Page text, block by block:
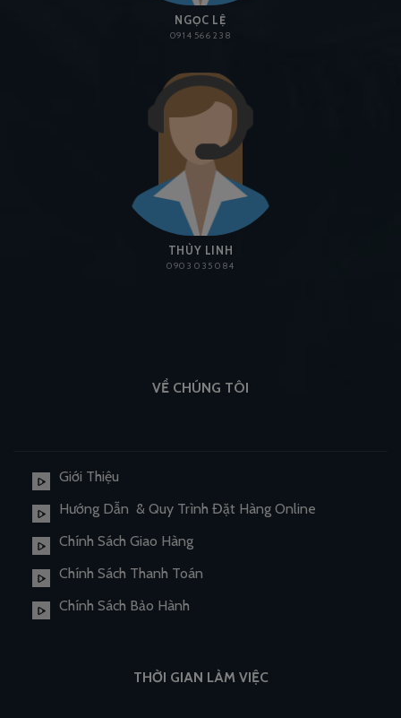
NGỌC LỆ
0914 566 238
THÙY LINH
0903 035 084
VỀ CHÚNG TÔI
Giới Thiệu
Hướng Dẫn & Quy Trình Đặt Hàng Online
Chính Sách Giao Hàng
Chính Sách Thanh Toán
Chính Sách Bảo Hành
THỜI GIAN LÀM VIỆC